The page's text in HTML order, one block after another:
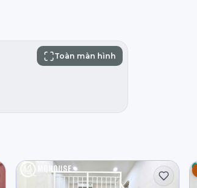
Toàn màn hình